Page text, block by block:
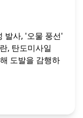
발사, '오물 풍선'
, 탄도미사일
도발을 감행하